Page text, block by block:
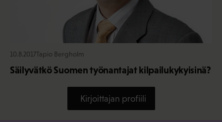
10.8.2017Tapio Bergholm
Säilyvätkö Suomen työnantajat kilpailukykyisinä?
Kirjoittajan profiili